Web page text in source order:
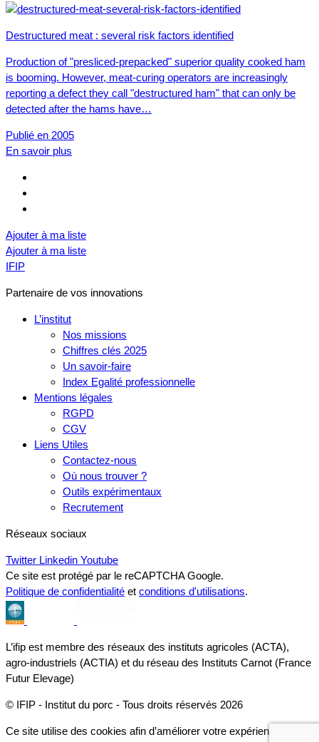
Destructured meat : several risk factors identified
Production of "presliced-prepacked" superior quality cooked ham
is booming. However, meat-curing operators are increasingly
reporting a defect they call "destructured ham" that can only be
detected after the hams have…
Publié en 2005
En savoir plus
Ajouter à ma liste
Ajouter à ma liste
IFIP
Partenaire de vos innovations
L’institut
Nos missions
Chiffres clés 2025
Un savoir-faire
Index Egalité professionnelle
Mentions légales
RGPD
CGV
Liens Utiles
Contactez-nous
Où nous trouver ?
Outils expérimentaux
Recrutement
Réseaux sociaux
Twitter Linkedin Youtube
Ce site est protégé par le reCAPTCHA Google.
Politique de confidentialité et conditions d'utilisations.
L’ifip est membre des réseaux des instituts agricoles (ACTA),
agro-industriels (ACTIA) et du réseau des Instituts Carnot (France
Futur Elevage)
© IFIP - Institut du porc - Tous droits réservés 2026
Ce site utilise des cookies afin d’améliorer votre expérience